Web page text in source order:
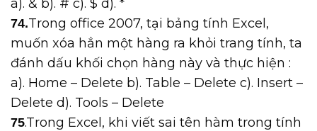
a). & b). # c). $ d). *
74.Trong office 2007, tại bảng tính Excel,
muốn xóa hẳn một hàng ra khỏi trang tính, ta
đánh dấu khối chọn hàng này và thực hiện :
a). Home – Delete b). Table – Delete c). Insert –
Delete d). Tools – Delete
75.Trong Excel, khi viết sai tên hàm trong tính